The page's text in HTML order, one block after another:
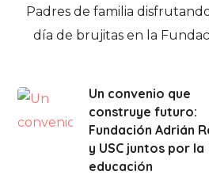
Padres de familia
día de brujitas en la
Un convenio que
construye futuro:
Fundación Adrián
y USC juntos por la
educación